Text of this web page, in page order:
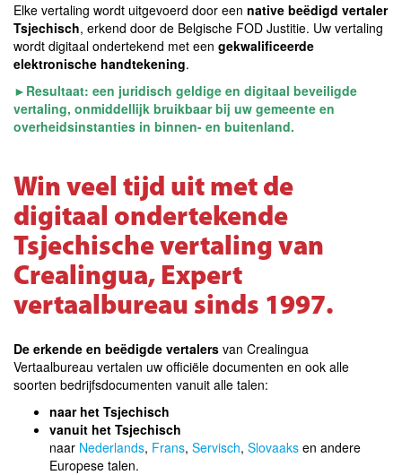
Elke vertaling wordt uitgevoerd door een native beëdigd vertaler
Tsjechisch, erkend door de Belgische FOD Justitie. Uw vertaling
wordt digitaal ondertekend met een gekwalificeerde
elektronische handtekening.
► Resultaat: een juridisch geldige en digitaal beveiligde
vertaling, onmiddellijk bruikbaar bij uw gemeente en
overheidsinstanties in binnen- en buitenland.
Win veel tijd uit met de
digitaal ondertekende
Tsjechische vertaling van
Crealingua, Expert
vertaalbureau sinds 1997.
De erkende en beëdigde vertalers van Crealingua
Vertaalbureau vertalen uw officiële documenten en ook alle
soorten bedrijfsdocumenten vanuit alle talen:
naar het Tsjechisch
vanuit het Tsjechisch
naar Nederlands, Frans, Servisch, Slovaaks en andere
Europese talen.